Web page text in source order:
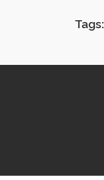
Tags: